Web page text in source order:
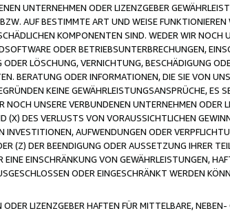
UNTERNEHMEN ODER LIZENZGEBER
AUF BESTIMMTE ART UND WEISE
KOMPONENTEN SIND. WEDER WIR
ODER BETRIEBSUNTERBRECHUNGEN,
LÖSCHUNG, VERNICHTUNG, BESCHÄDIGUNG
BERATUNG ODER INFORMATIONEN, DIE SIE VON
KEINE GEWÄHRLEISTUNGSANSPRÜCHE, ES
NOCH UNSERE VERBUNDENEN UNTERNEHMEN
(X) DES VERLUSTS VON VORAUSSICHTLICHEN
AUFWENDUNGEN ODER
(Z) DER BEENDIGUNG ODER AUSSETZUNG IHRER
EINSCHRÄNKUNG VON GEWÄHRLEISTUNGEN,
ODER EINGESCHRÄNKT WERDEN
LIZENZGEBER HAFTEN FÜR MITTELBARE,